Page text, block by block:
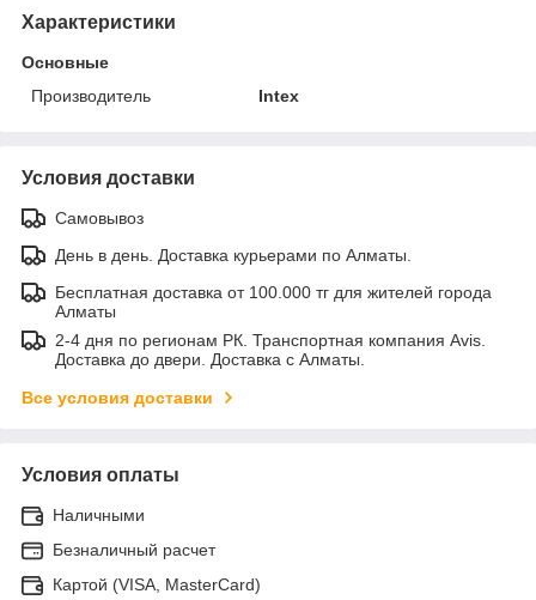
Характеристики
Основные
Производитель
Intex
Условия доставки
Самовывоз
День в день. Доставка курьерами по Алматы.
Бесплатная доставка от 100.000 тг для жителей города
Алматы
2-4 дня по регионам РК. Транспортная компания Avis.
Доставка до двери. Доставка с Алматы.
Все условия доставки
Условия оплаты
Наличными
Безналичный расчет
Картой (VISA, MasterCard)